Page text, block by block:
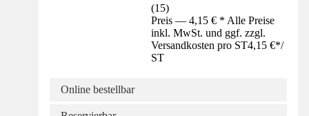
(15)
Preis — 4,15 € * Alle Preise
inkl. MwSt. und ggf. zzgl.
Versandkosten pro ST4,15 €*/
ST
Online bestellbar